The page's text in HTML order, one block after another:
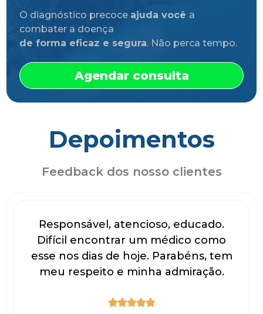
O diagnóstico precoce ajuda você a
combater a doença
de forma eficaz e segura. Não perca tempo.
Agendar consulta
Depoimentos
Feedback dos nosso clientes
Responsável, atencioso, educado.
Difícil encontrar um médico como
esse nos dias de hoje. Parabéns, tem
meu respeito e minha admiração.
